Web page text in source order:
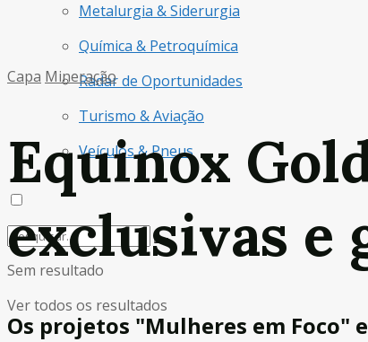
Metalurgia & Siderurgia
Química & Petroquímica
Radar de Oportunidades
Turismo & Aviação
Veículos & Pneus
Sem resultado
Ver todos os resultados
Capa Mineração
Equinox
exclusivas e
Os projetos "Mulheres em Foco"